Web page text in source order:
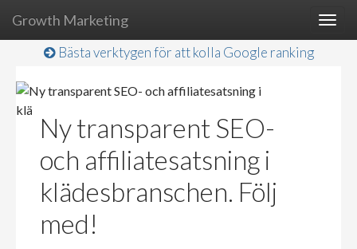
Growth Marketing
Bästa verktygen för att kolla Google ranking
Ny transparent SEO-
och affiliatesatsning i
klädesbranschen. Följ
med!